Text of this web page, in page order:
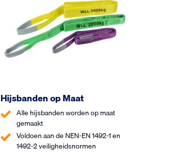
Hijsbanden op Maat
Alle hijsbanden worden op maat
gemaakt
Voldoen aan de NEN-EN 1492-1 en
1492-2 veiligheidsnormen